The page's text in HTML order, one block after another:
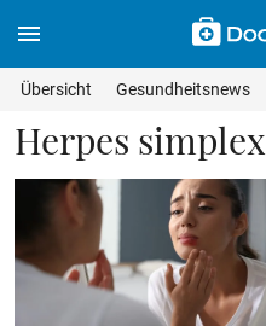
Übersicht Gesundheitsnews
Herpes simplex